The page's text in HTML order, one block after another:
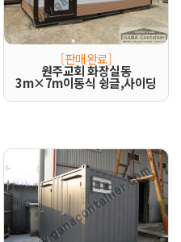
[판매완료]
원주교회 화장실동
3m×7m이동식 슁글,사이딩